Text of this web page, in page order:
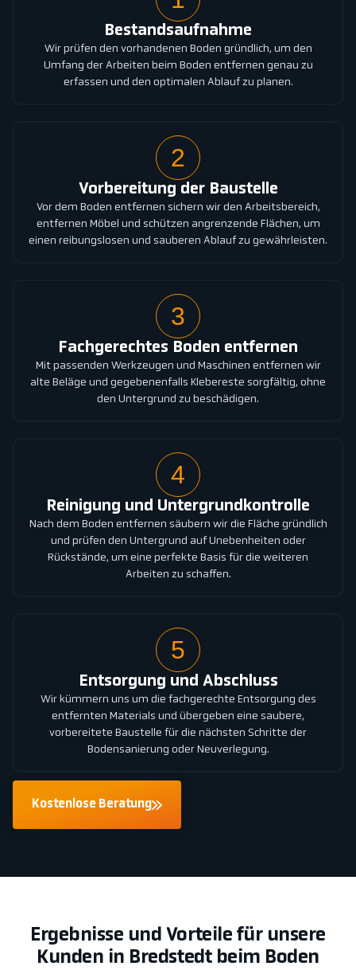
Bestandsaufnahme
Wir prüfen den vorhandenen Boden gründlich, um den
Umfang der Arbeiten beim Boden entfernen genau zu
erfassen und den optimalen Ablauf zu planen.
2
Vorbereitung der Baustelle
Vor dem Boden entfernen sichern wir den Arbeitsbereich,
entfernen Möbel und schützen angrenzende Flächen, um
einen reibungslosen und sauberen Ablauf zu gewährleisten.
3
Fachgerechtes Boden entfernen
Mit passenden Werkzeugen und Maschinen entfernen wir
alte Beläge und gegebenenfalls Klebereste sorgfältig, ohne
den Untergrund zu beschädigen.
4
Reinigung und Untergrundkontrolle
Nach dem Boden entfernen säubern wir die Fläche gründlich
und prüfen den Untergrund auf Unebenheiten oder
Rückstände, um eine perfekte Basis für die weiteren
Arbeiten zu schaffen.
5
Entsorgung und Abschluss
Wir kümmern uns um die fachgerechte Entsorgung des
entfernten Materials und übergeben eine saubere,
vorbereitete Baustelle für die nächsten Schritte der
Bodensanierung oder Neuverlegung.
Kostenlose Beratung
Ergebnisse und Vorteile für unsere
Kunden in Bredstedt beim Boden